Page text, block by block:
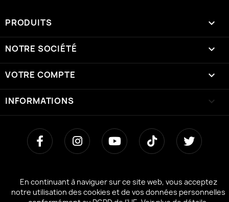
En continuant à naviguer sur ce site web, vous acceptez
notre utilisation des cookies et de vos données personnelles
PRODUITS 
NOTRE SOCIÉTÉ 
VOTRE COMPTE 
INFORMATIONS keyboard_arrow_down
En continuant à naviguer sur ce site web, vous acceptez
notre utilisation des cookies et de vos données personnelles